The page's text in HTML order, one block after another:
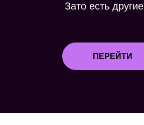
Зато есть другие
ПЕРЕЙТИ